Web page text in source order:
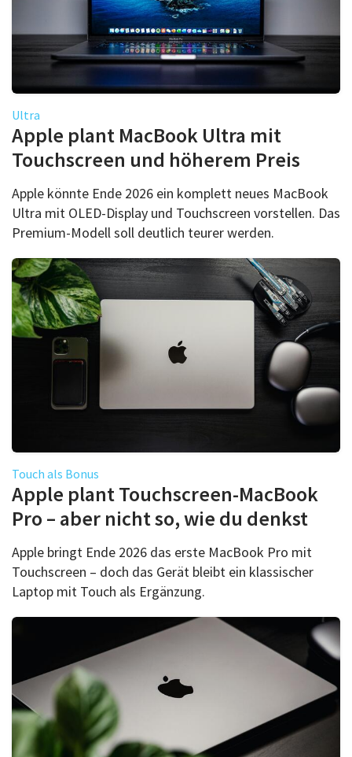
Ultra
Apple plant MacBook Ultra mit
Touchscreen und höherem Preis
Apple könnte Ende 2026 ein komplett neues MacBook
Ultra mit OLED-Display und Touchscreen vorstellen. Das
Premium-Modell soll deutlich teurer werden.
Touch als Bonus
Apple plant Touchscreen-MacBook
Pro – aber nicht so, wie du denkst
Apple bringt Ende 2026 das erste MacBook Pro mit
Touchscreen – doch das Gerät bleibt ein klassischer
Laptop mit Touch als Ergänzung.